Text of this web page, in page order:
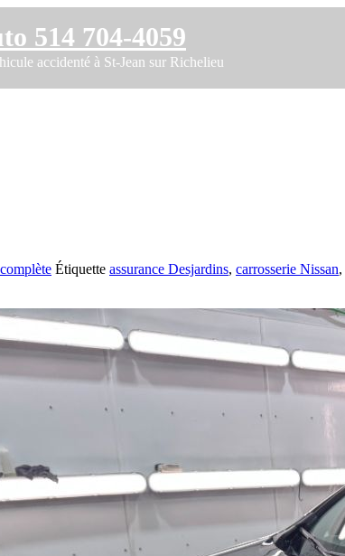
514 704-4059
accidenté à St-Jean sur Richelieu
Étiquette assurance Desjardins, carrosserie Nissan,